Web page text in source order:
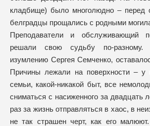
кладбище) было многолюдно – перед
белградцы прощались с родными
Преподаватели и обслуживающий
решали свою судьбу по-разному.
изумлению Сергея Семченко,
Причины лежали на поверхности – у
семьи, какой-никакой быт, все
сниматься с насиженного за двадцать
раз за жизнь отправляться в хаос, в
не так страшен черт, как его